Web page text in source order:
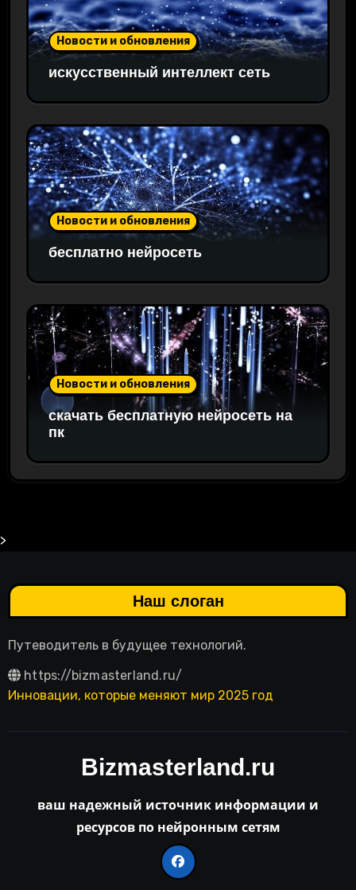
Новости и обновления
искусственный интеллект сеть
Новости и обновления
бесплатно нейросеть
Новости и обновления
скачать бесплатную нейросеть на
пк
>
Наш слоган
Путеводитель в будущее технологий.
https://bizmasterland.ru/
Инновации, которые меняют мир 2025 год
Bizmasterland.ru
ваш надежный источник информации и
ресурсов по нейронным сетям